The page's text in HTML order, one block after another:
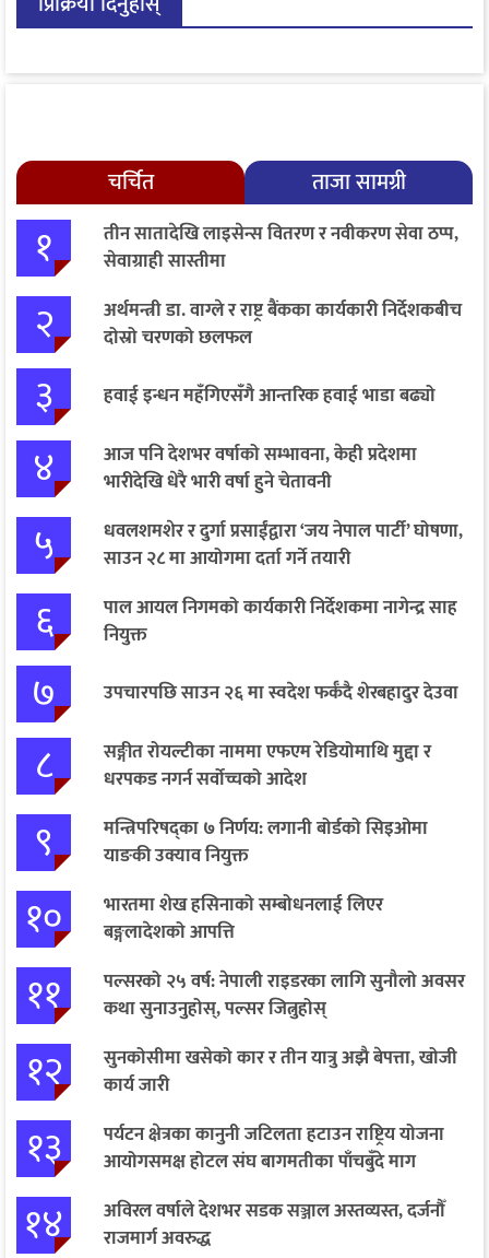
चर्चित ताजा सामग्री
१
तीन सातादेखि लाइसेन्स वितरण र नवीकरण सेवा ठप्प,
सेवाग्राही सास्तीमा
२
अर्थमन्त्री डा. वाग्ले र राष्ट्र बैंकका कार्यकारी निर्देशकबीच
दोस्रो चरणको छलफल
३ हवाई इन्धन महँगिएसँगै आन्तरिक हवाई भाडा बढ्यो
४
आज पनि देशभर वर्षाको सम्भावना, केही प्रदेशमा
भारीदेखि धेरै भारी वर्षा हुने चेतावनी
५
धवलशमशेर र दुर्गा प्रसाईंद्वारा ‘जय नेपाल पार्टी’ घोषणा,
साउन २८ मा आयोगमा दर्ता गर्ने तयारी
६
पाल आयल निगमको कार्यकारी निर्देशकमा नागेन्द्र साह
नियुक्त
७ उपचारपछि साउन २६ मा स्वदेश फर्कँदै शेरबहादुर देउवा
८
सङ्गीत रोयल्टीका नाममा एफएम रेडियोमाथि मुद्दा र
धरपकड नगर्न सर्वोच्चको आदेश
९
मन्त्रिपरिषद्का ७ निर्णय: लगानी बोर्डको सिइओमा
याङकी उक्याव नियुक्त
१०
भारतमा शेख हसिनाको सम्बोधनलाई लिएर
बङ्गलादेशको आपत्ति
११
पल्सरको २५ वर्ष: नेपाली राइडरका लागि सुनौलो अवसर
कथा सुनाउनुहोस्, पल्सर जित्नुहोस्
१२
सुनकोसीमा खसेको कार र तीन यात्रु अझै बेपत्ता, खोजी
कार्य जारी
१३
पर्यटन क्षेत्रका कानुनी जटिलता हटाउन राष्ट्रिय योजना
आयोगसमक्ष होटल संघ बागमतीका पाँचबुँदे माग
१४
अविरल वर्षाले देशभर सडक सञ्जाल अस्तव्यस्त, दर्जनौँ
राजमार्ग अवरुद्ध